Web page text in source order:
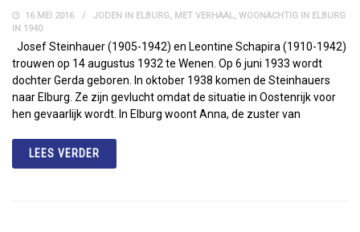
16 MEI 2016 JODEN IN ELBURG, MET VERHAAL, WOONACHTIG IN ELBURG
IN 1940
Josef Steinhauer (1905-1942) en Leontine Schapira (1910-1942)
trouwen op 14 augustus 1932 te Wenen. Op 6 juni 1933 wordt
dochter Gerda geboren. In oktober 1938 komen de Steinhauers
naar Elburg. Ze zijn gevlucht omdat de situatie in Oostenrijk voor
hen gevaarlijk wordt. In Elburg woont Anna, de zuster van
LEES VERDER